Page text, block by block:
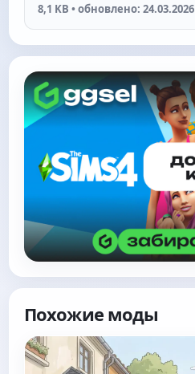
8,1 KB • обновлено: 24.03.2026
Похожие моды